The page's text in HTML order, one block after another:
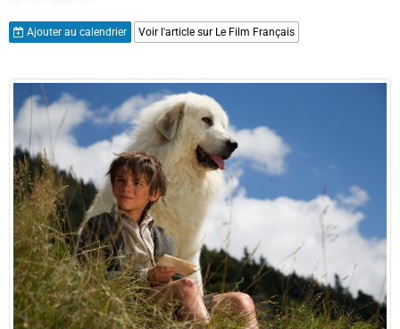
Ajouter au calendrier Voir l'article sur Le Film Français